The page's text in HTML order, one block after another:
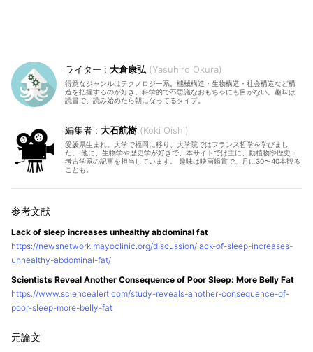
大倉康弘 Yasuhiro Okura
得意なジャンルはテクノロジー系。機械構造・生物構造・社会構造など構
造を把握するのが好き。科学的で不思議なおもちゃにも目がない。趣味は
読書で、読み始めたら朝になってるタイプ。
大石航樹 Koki Oishi
愛媛県生まれ。大学で福岡に移り、大学院ではフランス哲学を学びまし
た。 他に、生物学や歴史学が好きで、本サイトでは主に、動植物や歴史・
考古学系の記事を担当しています。 趣味は映画鑑賞で、月に30〜40本観る
ことも。
Lack of sleep increases unhealthy abdominal fat
https://newsnetwork.mayoclinic.org/discussion/lack-of-sleep-increases-
unhealthy-abdominal-fat/
Scientists Reveal Another Consequence of Poor Sleep: More Belly Fat
https://www.sciencealert.com/study-reveals-another-consequence-of-
poor-sleep-more-belly-fat